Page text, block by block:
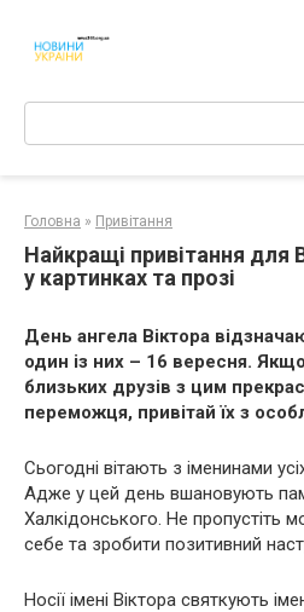
контенту
Поиск:
Головна » Привітання
Найкращі привітання для
у картинках та прозі
День ангела Віктора
один із них – 16 вересня.
близьких друзів з цим
переможця, привітай їх з
Сьогодні вітають з іменинами
Адже у цей день вшановують
Халкідонського. Не пропустіть
себе та зробити позитивний
Носії імені Віктора святкують